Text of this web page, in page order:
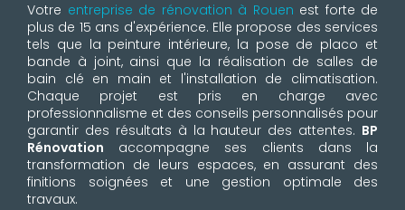
Votre entreprise de rénovation à Rouen est forte de
plus de 15 ans d'expérience. Elle propose des services
tels que la peinture intérieure, la pose de placo et
bande à joint, ainsi que la réalisation de salles de
bain clé en main et l'installation de climatisation.
Chaque projet est pris en charge avec
professionnalisme et des conseils personnalisés pour
garantir des résultats à la hauteur des attentes. BP
Rénovation accompagne ses clients dans la
transformation de leurs espaces, en assurant des
finitions soignées et une gestion optimale des
travaux.